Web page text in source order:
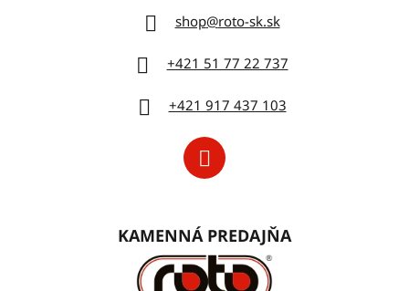
shop@roto-sk.sk
+421 51 77 22 737
+421 917 437 103
KAMENNÁ PREDAJŇA